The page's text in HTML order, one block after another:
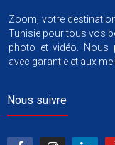
Zoom, votre
Tunisie pour tous vos
photo et vidéo. Nous
avec garantie et aux
Nous suivre